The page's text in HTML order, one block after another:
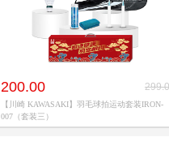
200.00
【川崎 KAWASAKI】羽毛球拍运动套装IRON-
007（套装三）